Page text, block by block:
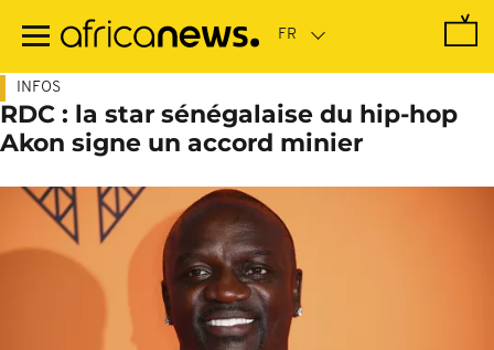
contenu
INFOS
RDC : la star sénégalaise du hip-hop
Akon signe un accord minier